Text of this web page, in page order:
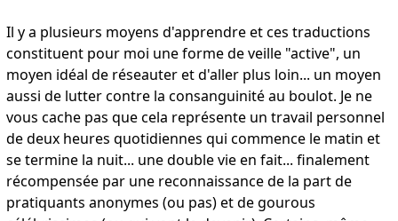
Il y a plusieurs moyens d'apprendre et ces traductions
constituent pour moi une forme de veille "active", un
moyen idéal de réseauter et d'aller plus loin... un moyen
aussi de lutter contre la consanguinité au boulot. Je ne
vous cache pas que cela représente un travail personnel
de deux heures quotidiennes qui commence le matin et
se termine la nuit... une double vie en fait... finalement
récompensée par une reconnaissance de la part de
pratiquants anonymes (ou pas) et de gourous